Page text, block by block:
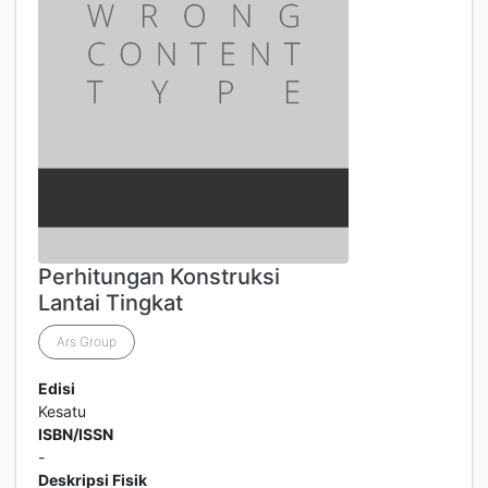
Perhitungan Konstruksi
Lantai Tingkat
Ars Group
Edisi
Kesatu
ISBN/ISSN
-
Deskripsi Fisik